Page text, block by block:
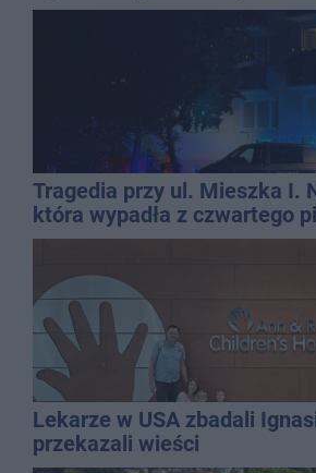
Tragedia przy ul. Mieszka I.
która wypadła z czwartego
Lekarze w USA zbadali
przekazali wieści